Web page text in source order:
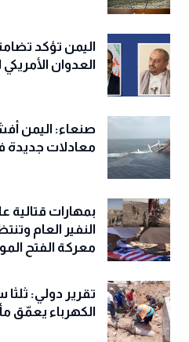
اليمن تؤكد
العدوان الأمريكي
صنعاء: اليمن
معادلات جديدة
بمهارات قتالية
النفير العام
معركة الفتح
تقرير دولي:
الكهرباء يعمّق